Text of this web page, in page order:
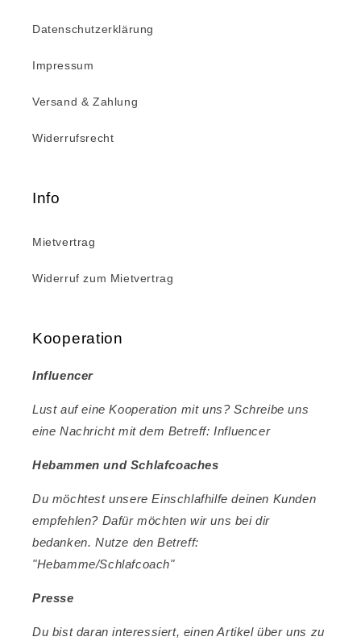
Datenschutzerklärung
Impressum
Versand & Zahlung
Widerrufsrecht
Info
Mietvertrag
Widerruf zum Mietvertrag
Kooperation
Influencer
Lust auf eine Kooperation mit uns? Schreibe uns
eine Nachricht mit dem Betreff: Influencer
Hebammen und Schlafcoaches
Du möchtest unsere Einschlafhilfe deinen Kunden
empfehlen? Dafür möchten wir uns bei dir
bedanken. Nutze den Betreff:
"Hebamme/Schlafcoach"
Presse
Du bist daran interessiert, einen Artikel über uns zu